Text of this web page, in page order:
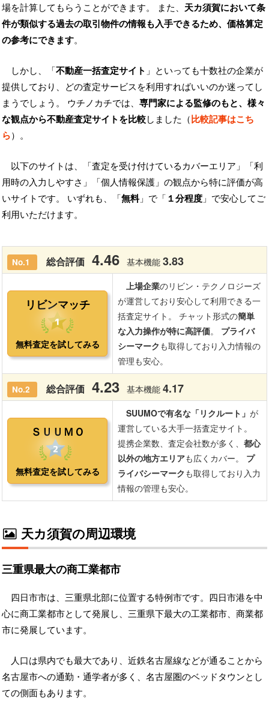
場を計算してもらうことができます。 また、 天カ須賀において条
件が類似する過去の取引物件の情報も入手できるため、価格算定
の参考にできます。
しかし、「不動産一括査定サイト 」といっても十数社の企業が
提供しており、どの査定サービスを利用すればいいのか迷ってし
まうでしょう。 ウチノカチでは、 専門家による監修のもと、様々
な観点から不動産査定サイトを比較しました（比較記事はこち
ら）。
以下のサイトは、「査定を受け付けているカバーエリア」「利
用時の入力しやすさ」「個人情報保護」の観点から特に評価が高
いサイトです。 いずれも、「無料」で「 １分程度 」で安心してご
利用いただけます。
天カ須賀の周辺環境
三重県最大の商工業都市
四日市市は、三重県北部に位置する特例市です。四日市港を中
心に商工業都市として発展し、三重県下最大の工業都市、商業都
市に発展しています。
人口は県内でも最大であり、近鉄名古屋線などが通ることから
名古屋市への通勤・通学者が多く、名古屋圏のベッドタウンとし
ての側面もあります。